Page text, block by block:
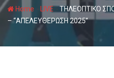
Home - LIVE-ΤΗΛΕΟΠΤΙΚΟ
– “ΑΠΕΛΕΥΘΕΡΩΣΗ 2025”